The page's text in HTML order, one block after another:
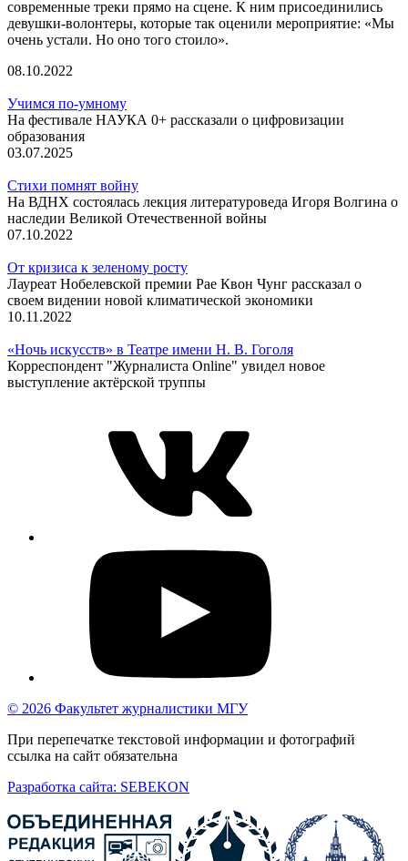
современные треки прямо на сцене. К ним присоединились
девушки-волонтеры, которые так оценили мероприятие: «Мы
очень устали. Но оно того стоило».
08.10.2022
Учимся по-умному
На фестивале НАУКА 0+ рассказали о цифровизации
образования
03.07.2025
Стихи помнят войну
На ВДНХ состоялась лекция литературоведа Игоря Волгина о
наследии Великой Отечественной войны
07.10.2022
От кризиса к зеленому росту
Лауреат Нобелевской премии Рае Квон Чунг рассказал о
своем видении новой климатической экономики
10.11.2022
«Ночь искусств» в Театре имени Н. В. Гоголя
Корреспондент "Журналиста Online" увидел новое
выступление актёрской труппы
© 2026 Факультет журналистики МГУ
При перепечатке текстовой информации и фотографий
ссылка на сайт обязательна
Разработка сайта: SEBEKON